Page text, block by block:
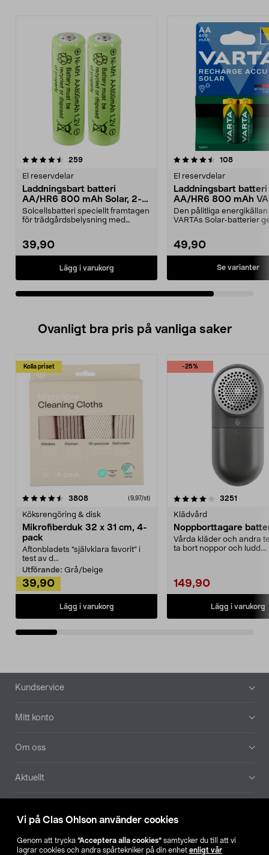
Vi på Clas Ohlson använder cookies
Genom att trycka ”Acceptera alla cookies” samtycker du till att vi
lagrar cookies och andra spårtekniker på din enhet enligt vår
259recensioner
El reservdelar
Laddningsbart batteri
AA/HR6 800 mAh Solar, 2-
pack
Solcellsbatteri speciellt framtagen
för trädgårdsbelysning med
39,90
Lägg i varukorg
4.5av 5 stjärnor 108
El reservdelar
Laddningsbart batteri
AA/HR6 800 mAh
Solar
Den pålitliga
VARTAs Solar-batterier
49,90
Se varianter
Ovanligt bra pris på vanliga saker
Kolla priset
3808recensioner (9,97/st)
Köksrengöring & disk
Mikrofiberduk 32 x 31 cm, 4-
pack
Aftonbladets "självklara favorit” i
test av d...
Utförande: Grå/beige
39,90
Lägg i varukorg
-25%
4.0av 5 stjärnor 3251
Klädvård
Noppborttagare
Vårda kläder och andra
ta bort noppor och ludd.
149,90
Lägg i varukorg
4.5av 5 stjärnor
Sidfot
Kundservice
Mitt konto
Om oss
Aktuellt
Hitta butik